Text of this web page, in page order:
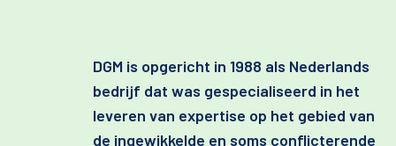
DGM is opgericht in 1988 als Nederlands
bedrijf dat was gespecialiseerd in het
leveren van expertise op het gebied van
de ingewikkelde en soms conflicterende